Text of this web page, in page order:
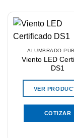
ALUMBRADO
Viento LED
DS1
VER
COTIZAR